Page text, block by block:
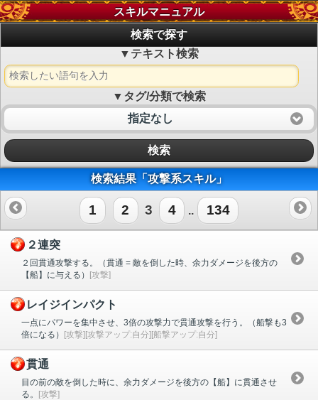
スキルマニュアル
検索で探す
▼テキスト検索
▼タグ/分類で検索
指定なし
検索
検索結果「攻撃系スキル」
1 2 3 4 .. 134
２連突
２回貫通攻撃する。（貫通 = 敵を倒した時、余力ダメージを後方の
【船】に与える） [攻撃]
レイジインパクト
一点にパワーを集中させ、3倍の攻撃力で貫通攻撃を行う。（船撃も3
倍になる） [攻撃][攻撃アップ:自分][船撃アップ:自分]
貫通
目の前の敵を倒した時に、余力ダメージを後方の【船】に貫通させ
る。 [攻撃]